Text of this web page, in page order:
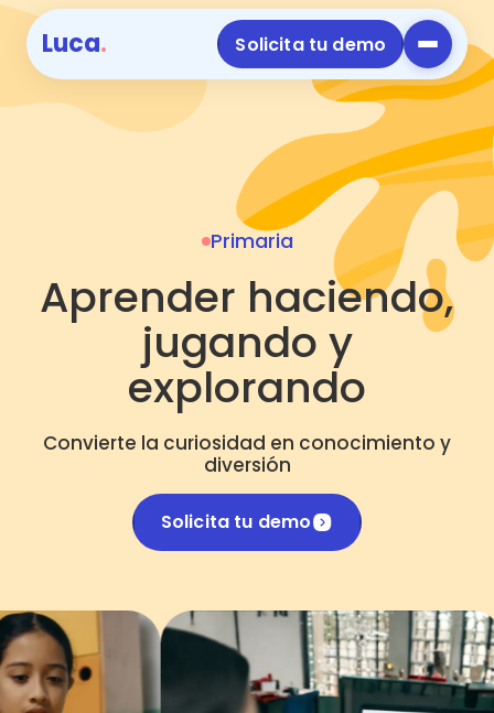
Luca. Solicita tu demo
Primaria
Aprender haciendo,
jugando y
explorando
Convierte la curiosidad en conocimiento y
diversión
Solicita tu demo